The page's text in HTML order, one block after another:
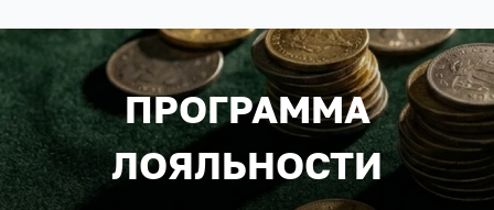
ПРОГРАММА
ЛОЯЛЬНОСТИ